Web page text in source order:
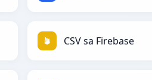
CSV sa Firebase